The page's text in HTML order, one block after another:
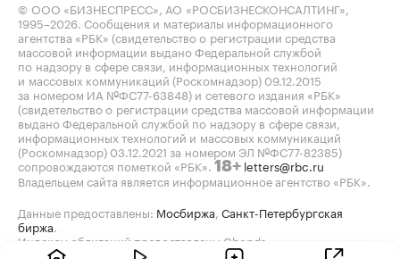
© ООО «БИЗНЕСПРЕСС», АО «РОСБИЗНЕСКОНСАЛТИНГ»,
1995–2026 . Сообщения и материалы информационного
агентства «РБК» (свидетельство о регистрации средства
массовой информации выдано Федеральной службой
по надзору в сфере связи, информационных технологий
и массовых коммуникаций (Роскомнадзор) 09.12.2015
за номером ИА №ФС77-63848) и сетевого издания «РБК»
(свидетельство о регистрации средства массовой информации
выдано Федеральной службой по надзору в сфере связи,
информационных технологий и массовых коммуникаций
(Роскомнадзор) 03.12.2021 за номером ЭЛ №ФС77-82385)
сопровождаются пометкой «РБК». 18+ letters@rbc.ru
Владельцем сайта является информационное агентство «РБК».
Данные предоставлены: Мосбиржа Санкт-Петербургская
биржа
Индексы облигаций предоставлены Cbonds.